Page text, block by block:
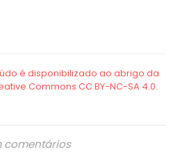
comentários